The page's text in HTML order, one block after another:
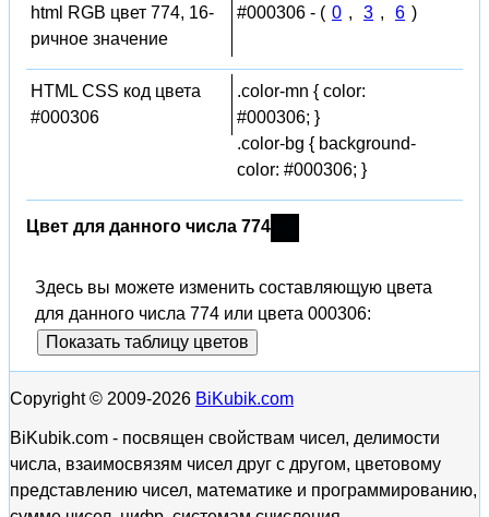
html RGB цвет 774, 16-
ричное значение
#000306 - ( 0 , 3 , 6 )
HTML CSS код цвета
#000306
.color-mn { color:
#000306; }
.color-bg { background-
color: #000306; }
Цвет для данного числа 774
Здесь вы можете изменить составляющую цвета
для данного числа 774 или цвета 000306:
Показать таблицу цветов
Copyright © 2009-2026 BiKubik.com
BiKubik.com - посвящен свойствам чисел, делимости
числа, взаимосвязям чисел друг с другом, цветовому
представлению чисел, математике и программированию,